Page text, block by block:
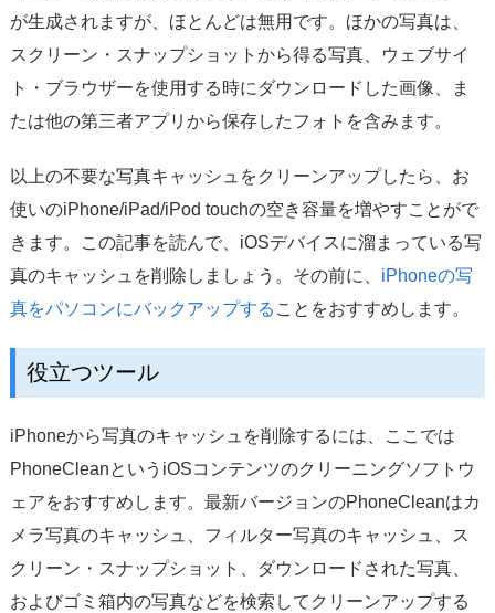
が生成されますが、ほとんどは無用です。ほかの写真は、
スクリーン・スナップショットから得る写真、ウェブサイ
ト・ブラウザーを使用する時にダウンロードした画像、ま
たは他の第三者アプリから保存したフォトを含みます。
以上の不要な写真キャッシュをクリーンアップしたら、お
使いのiPhone/iPad/iPod touchの空き容量を増やすことがで
きます。この記事を読んで、iOSデバイスに溜まっている写
真のキャッシュを削除しましょう。その前に、 iPhoneの写
真をパソコンにバックアップする ことをおすすめします。
役立つツール
iPhoneから写真のキャッシュを削除するには、ここでは
PhoneCleanというiOSコンテンツのクリーニングソフトウ
ェアをおすすめします。最新バージョンのPhoneCleanはカ
メラ写真のキャッシュ、フィルター写真のキャッシュ、ス
クリーン・スナップショット、ダウンロードされた写真、
およびゴミ箱内の写真などを検索してクリーンアップする